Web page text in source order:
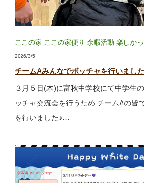
ここの家 ここの家便り 余暇活動 楽しか
2026/3/5
チームAみんなでボッチャを行いました
３月５日(木)に富秋中学校にて中学生
ッチャ交流会を行うため チームAの皆
を行いました♪…